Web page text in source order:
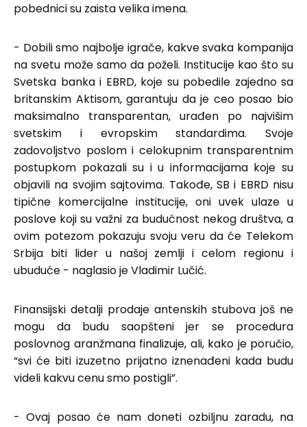
pobednici su zaista velika imena.
- Dobili smo najbolje igrače, kakve svaka kompanija
na svetu može samo da poželi. Institucije kao što su
Svetska banka i EBRD, koje su pobedile zajedno sa
britanskim Aktisom, garantuju da je ceo posao bio
maksimalno transparentan, urađen po najvišim
svetskim i evropskim standardima. Svoje
zadovoljstvo poslom i celokupnim transparentnim
postupkom pokazali su i u informacijama koje su
objavili na svojim sajtovima. Takođe, SB i EBRD nisu
tipične komercijalne institucije, oni uvek ulaze u
poslove koji su važni za budućnost nekog društva, a
ovim potezom pokazuju svoju veru da će Telekom
Srbija biti lider u našoj zemlji i celom regionu i
ubuduće - naglasio je Vladimir Lučić.
Finansijski detalji prodaje antenskih stubova još ne
mogu da budu saopšteni jer se procedura
poslovnog aranžmana finalizuje, ali, kako je poručio,
“svi će biti izuzetno prijatno iznenađeni kada budu
videli kakvu cenu smo postigli”.
- Ovaj posao će nam doneti ozbiljnu zaradu, na